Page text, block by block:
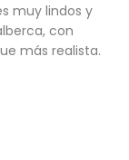
muy lindos y
con
más realista.